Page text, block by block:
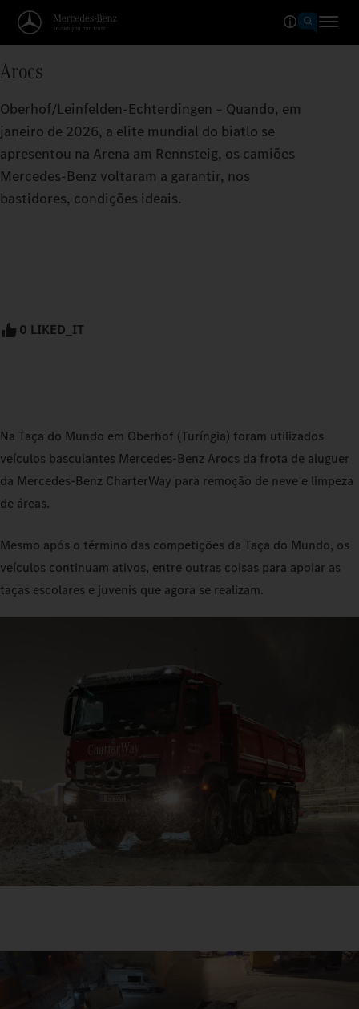
Arocs
Oberhof/Leinfelden-Echterdingen – Quando, em
janeiro de 2026, a elite mundial do biatlo se
apresentou na Arena am Rennsteig, os camiões
Mercedes‑Benz voltaram a garantir, nos
bastidores, condições ideais.
0 LIKED_IT
Na Taça do Mundo em Oberhof (Turíngia) foram utilizados
veículos basculantes Mercedes‑Benz Arocs da frota de aluguer
da Mercedes‑Benz CharterWay para remoção de neve e limpeza
de áreas.
Mesmo após o término das competições da Taça do Mundo, os
veículos continuam ativos, entre outras coisas para apoiar as
taças escolares e juvenis que agora se realizam.